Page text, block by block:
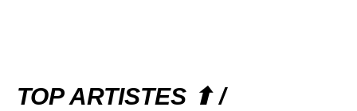
TOP ARTISTES ⬆ /